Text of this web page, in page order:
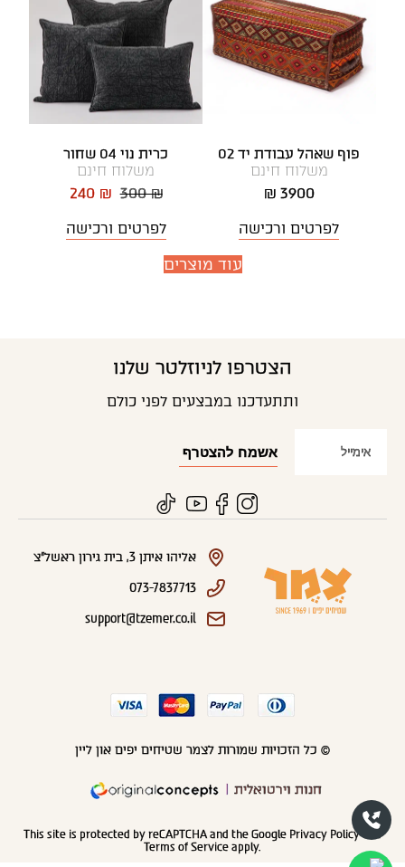
פוף שאהל עבודת יד 02
משלוח חינם
3900 ₪
לפרטים ורכישה
כרית נוי 04 שחור
משלוח חינם
300 ₪
240 ₪
לפרטים ורכישה
עוד מוצרים
הצטרפו לניוזלטר שלנו
ותתעדכנו במבצעים לפני כולם
אליהו איתן 3, בית גירון ראשל"צ
073-7837713
support@tzemer.co.il
© כל הזכויות שמורות לצמר שטיחים יפים און ליין
חנות וירטואלית
This site is protected by reCAPTCHA and the Google Privacy Policyand
Terms of Service apply.